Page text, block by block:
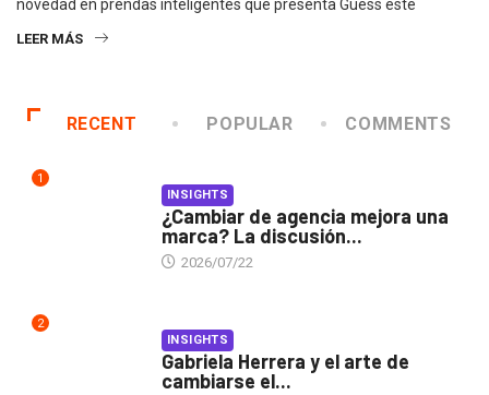
novedad en prendas inteligentes que presenta Guess este
LEER MÁS
RECENT POPULAR COMMENTS
1
INSIGHTS
¿Cambiar de agencia mejora una
marca? La discusión...
2026/07/22
2
INSIGHTS
Gabriela Herrera y el arte de
cambiarse el...